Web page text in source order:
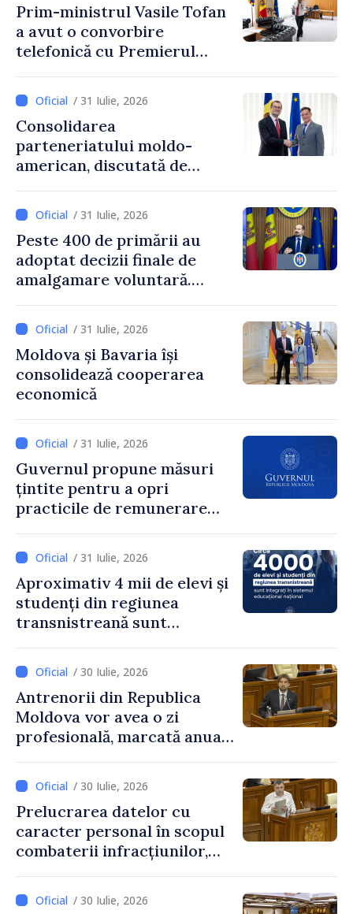
Prim-ministrul Vasile Tofan
a avut o convorbire
telefonică cu Premierul
/ 31 Iulie, 2026
Consolidarea
parteneriatului moldo-
american, discutată de
și însărcinatul cu afaceri al
SUA, Nick Pietrowicz
/ 31 Iulie, 2026
Peste 400 de primării au
adoptat decizii finale de
amalgamare voluntară.
Guvernului, Alexei Buzu:
„85,5% dintre primării au
inițiat procesul. Le
mulțumim aleșilor locali
pentru că au pus pe primul
dezvoltar
/ 31 Iulie, 2026
Moldova și Bavaria își
consolidează cooperarea
economică
/ 31 Iulie, 2026
Guvernul propune măsuri
țintite pentru a opri
practicile de remunerare
/ 31 Iulie, 2026
Aproximativ 4 mii de elevi și
studenți din regiunea
transnistreană sunt
educațional național
/ 30 Iulie, 2026
Antrenorii din Republica
Moldova vor avea o zi
profesională, marcată anual
/ 30 Iulie, 2026
Prelucrarea datelor cu
caracter personal în scopul
combaterii infracțiunilor,
/ 30 Iulie, 2026